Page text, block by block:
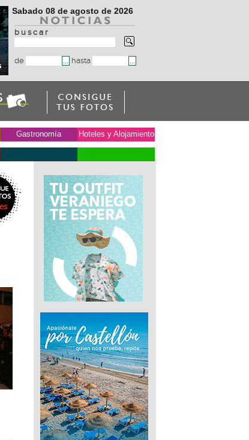
Sabado 08 de agosto de 2026
b u s c a r
de hasta
Gastronomía Hoteles y Alojamiento